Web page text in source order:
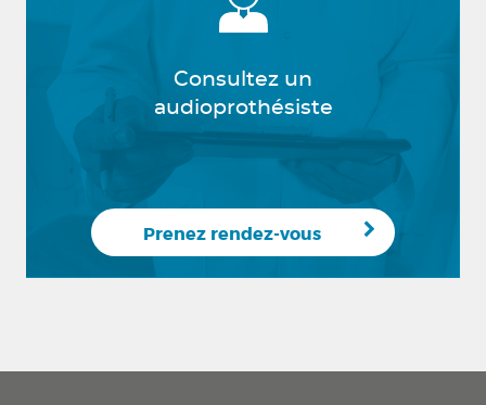
Consultez un
audioprothésiste
Prenez rendez-vous